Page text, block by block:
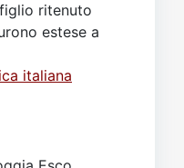
ritenuto
estese a
italiana